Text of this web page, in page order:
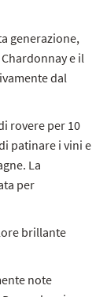
generazione,
e il
dal
rovere per 10
patinare i vini e
La
per
brillante
note